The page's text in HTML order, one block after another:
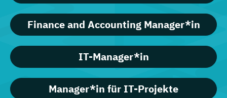
Finance and Accounting Manager*in
IT-Manager*in
Manager*in für IT-Projekte